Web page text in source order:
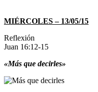
MIÉRCOLES – 13/05/15
Reflexión
Juan 16:12-15
«Más que decirles»